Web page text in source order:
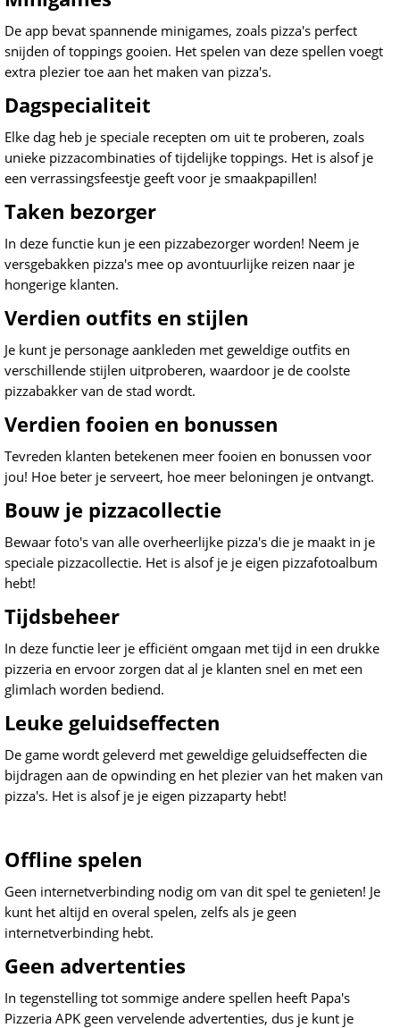
De app bevat spannende minigames, zoals pizza's perfect
snijden of toppings gooien. Het spelen van deze spellen voegt
extra plezier toe aan het maken van pizza's.
Dagspecialiteit
Elke dag heb je speciale recepten om uit te proberen, zoals
unieke pizzacombinaties of tijdelijke toppings. Het is alsof je
een verrassingsfeestje geeft voor je smaakpapillen!
Taken bezorger
In deze functie kun je een pizzabezorger worden! Neem je
versgebakken pizza's mee op avontuurlijke reizen naar je
hongerige klanten.
Verdien outfits en stijlen
Je kunt je personage aankleden met geweldige outfits en
verschillende stijlen uitproberen, waardoor je de coolste
pizzabakker van de stad wordt.
Verdien fooien en bonussen
Tevreden klanten betekenen meer fooien en bonussen voor
jou! Hoe beter je serveert, hoe meer beloningen je ontvangt.
Bouw je pizzacollectie
Bewaar foto's van alle overheerlijke pizza's die je maakt in je
speciale pizzacollectie. Het is alsof je je eigen pizzafotoalbum
hebt!
Tijdsbeheer
In deze functie leer je efficiënt omgaan met tijd in een drukke
pizzeria en ervoor zorgen dat al je klanten snel en met een
glimlach worden bediend.
Leuke geluidseffecten
De game wordt geleverd met geweldige geluidseffecten die
bijdragen aan de opwinding en het plezier van het maken van
pizza's. Het is alsof je je eigen pizzaparty hebt!
Offline spelen
Geen internetverbinding nodig om van dit spel te genieten! Je
kunt het altijd en overal spelen, zelfs als je geen
internetverbinding hebt.
Geen advertenties
In tegenstelling tot sommige andere spellen heeft Papa's
Pizzeria APK geen vervelende advertenties, dus je kunt je